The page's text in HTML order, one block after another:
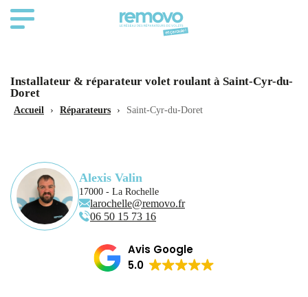
Installateur & réparateur volet roulant à Saint-Cyr-du-
Doret
Accueil › Réparateurs › Saint-Cyr-du-Doret
Alexis Valin
17000 - La Rochelle
larochelle@removo.fr
06 50 15 73 16
Avis Google
5.0